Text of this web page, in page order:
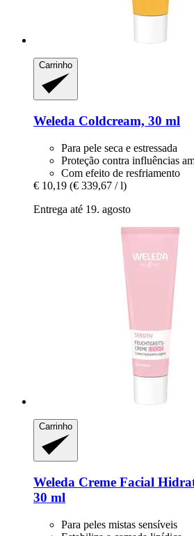
Carrinho
Weleda Coldcream, 30 ml
Para pele seca e estressada
Proteção contra influências
Com efeito de resfriamento
€ 10,19 (€ 339,67 / l)
Entrega até 19. agosto
Carrinho
Weleda Creme Facial
30 ml
Para peles mistas sensíveis